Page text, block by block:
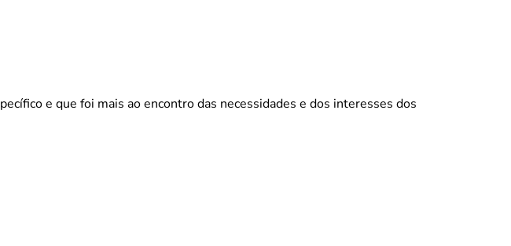
e que foi mais ao encontro das necessidades e dos interesses dos